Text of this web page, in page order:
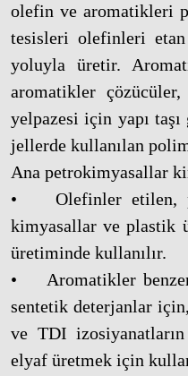
olefin ve aromatikleri
tesisleri olefinleri etan
yoluyla üretir.
aromatikler
yelpazesi için yapı
jellerde kullanılan
Ana petrokimyasallar
• Olefinler etilen,
kimyasallar ve plastik
üretiminde kullanılır.
• Aromatikler
sentetik deterjanlar
ve TDI
elyaf üretmek için